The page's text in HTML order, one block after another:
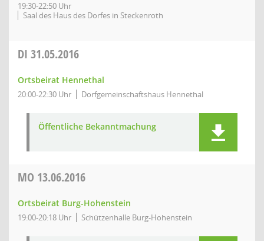
19:30-22:50 Uhr
Saal des Haus des Dorfes in Steckenroth
DI 31.05.2016
Ortsbeirat Hennethal
20:00-22:30 Uhr Dorfgemeinschaftshaus Hennethal
Öffentliche Bekanntmachung
MO 13.06.2016
Ortsbeirat Burg-Hohenstein
19:00-20:18 Uhr Schützenhalle Burg-Hohenstein